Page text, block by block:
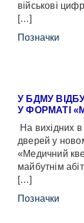
військові
[…]
Позначки
У БДМУ
У ФОРМАТІ
На вихідних
дверей у
«Медичний
майбутнім
[…]
Позначки